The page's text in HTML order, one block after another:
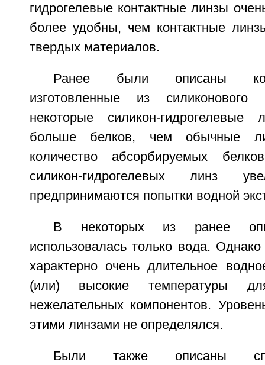
гидрогелевые контактные линзы
более удобны, чем контактные
твердых материалов.
Ранее были описаны
изготовленные из силиконового
некоторые силикон-гидрогелевые
больше белков, чем обычные
количество абсорбируемых
силикон-гидрогелевых линз
предпринимаются попытки водной
В некоторых из ранее
использовалась только вода.
характерно очень длительное
(или) высокие температуры для
нежелательных компонентов.
этими линзами не определялся.
Были также описаны